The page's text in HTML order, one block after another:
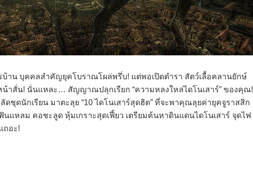
บ้าน บุคคลสำคัญยุคโบราณโผล่พรึ่บ! แต่พอเปิดตำรา สัตว์เลื้อคลานยักษ์
น้าสั่น! นั่นแหละ… สัญญาณปลุกเรียก “ความหลงใหล่ไดโนเสาร์” ของคุณ!
ชุดนักเรียน มาตะลุย “10 ไดโนเสาร์สุดฮิต” ที่จะพาคุณลุยค่ายุคจูราสสิก
นแหลม คอชะลูด หุ้มเกราะสุดเฟี้ยว เตรียมค้นหาดินแดนไดโนเสาร์ จุดไฟ
ถอะ!